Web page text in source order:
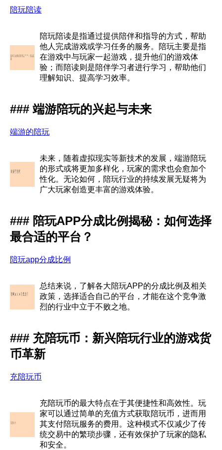
陪玩陪读
陪玩陪读是指通过提供陪伴和指导的方式，帮助
他人完成游戏或学习任务的服务。陪玩主要是指
在游戏中与玩家一起游戏，提升他们的游戏体
验；而陪读则是陪伴学习者进行学习，帮助他们
理解知识、提高学习效率。
### 端游陪玩的兴起与未来
端游的陪玩
未来，随着虚拟现实等新技术的发展，端游陪玩
的形式或将更加多样化，玩家的需求也会愈加个
性化。无论如何，陪玩行业的持续发展无疑将为
广大玩家创造更丰富的游戏体验。
### 陪玩APP分成比例揭秘：如何选择
最合适的平台？
陪玩app分成比例
总结来说，了解各大陪玩APP的分成比例及相关
政策，选择适合自己的平台，才能在这个竞争激
烈的行业中立于不败之地。
### 充陪玩币：新兴陪玩行业的游戏货
币革新
充陪玩币
充陪玩币的最大特点在于其便捷性和高效性。玩
家可以通过简单的充值方式获取陪玩币，进而用
其支付陪玩服务的费用。这种模式不仅减少了传
统交易中的繁琐步骤，还有效保护了玩家的隐私
和安全。